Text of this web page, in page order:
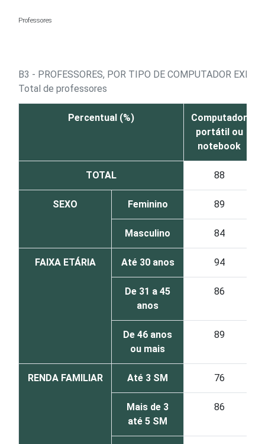
Professores
B3 - PROFESSORES, POR TIPO DE COMPUTADOR
Total de professores
Percentual (%)
Computador
portátil ou
notebook
TOTAL 88
SEXO Feminino 89
Masculino 84
FAIXA ETÁRIA Até 30 anos 94
De 31 a 45
anos
86
De 46 anos
ou mais
89
RENDA FAMILIAR Até 3 SM 76
Mais de 3
até 5 SM
86